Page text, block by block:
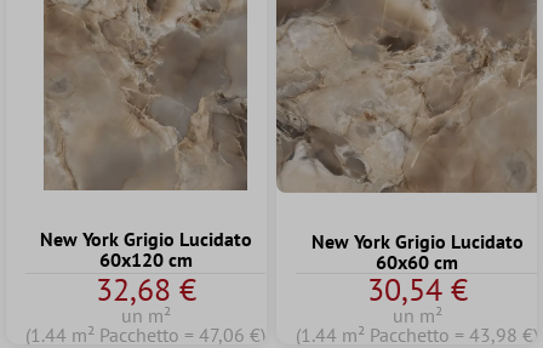
New York Grigio Lucidato
60x120 cm
32,68 €
un m²
(1.44 m² Pacchetto = 47,06 €)
New York Grigio Lucidato
60x60 cm
30,54 €
un m²
(1.44 m² Pacchetto = 43,98 €)